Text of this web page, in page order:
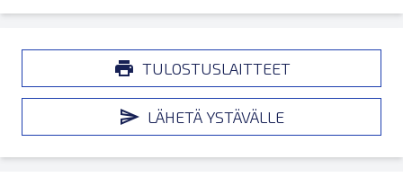
TULOSTUSLAITTEET
LÄHETÄ YSTÄVÄLLE